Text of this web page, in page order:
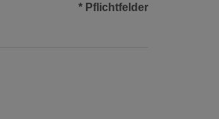
* Pflichtfelder